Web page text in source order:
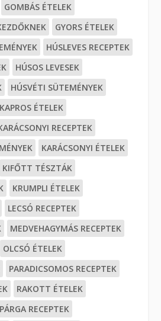
GOMBÁS ÉTELEK
GYORS ÉTELEK
HÚSLEVES RECEPTEK
HÚSOS LEVESEK
HÚSVÉTI SÜTEMÉNYEK
KAPROS ÉTELEK
RECEPTEK
KARÁCSONYI ÉTELEK
KIFŐTT TÉSZTÁK
KRUMPLI ÉTELEK
LECSÓ RECEPTEK
MEDVEHAGYMÁS RECEPTEK
OLCSÓ ÉTELEK
PARADICSOMOS RECEPTEK
RAKOTT ÉTELEK
RECEPTEK